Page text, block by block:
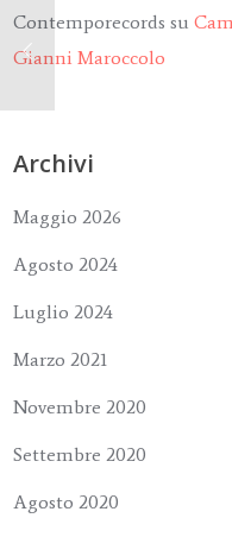
Contemporecords su
Gianni Maroccolo
Archivi
Maggio 2026
Agosto 2024
Luglio 2024
Marzo 2021
Novembre 2020
Settembre 2020
Agosto 2020